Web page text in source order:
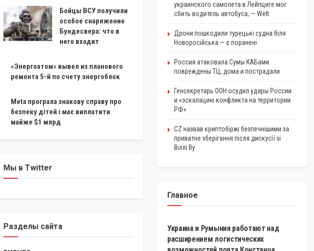
Бойцы ВСУ получили
особое снаряжение
Бундесвера: что в
него входит
«Энергоатом» вывел из планового
ремонта 5-й по счету энергоблок
Meta програла знакову справу про
безпеку дітей і має виплатити
майже $1 млрд
Мы в Twitter
Разделы сайта
украинского самолета в Лейпциге мог
сбить водитель автобуса, — Welt
Дрони пошкодили турецькі судна біля
Новоросійська — є поранені
Россия атаковала Сумы КАБами:
повреждены ТЦ, дома и пострадали
Генсекретарь ООН осудил удары России
и «эскалацию конфликта на территории
РФ»
CZ назвав криптобіржі безпечнішими за
приватне зберігання після дискусії зі
Віллі Ву
Главное
ЭКОНОМИКА
Украина и Румыния работают над
расширением логистических